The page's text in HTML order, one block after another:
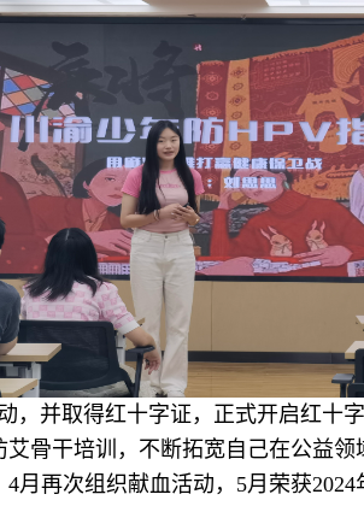
并取得红十字证，正式开启红十
骨干培训，不断拓宽自己在公益
月再次组织献血活动，5月荣获